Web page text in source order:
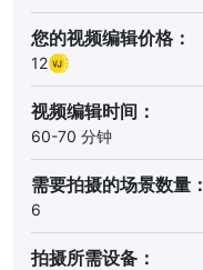
您的视频编辑价格：
12
视频编辑时间：
60-70 分钟
需要拍摄的场景数量：
6
拍摄所需设备：